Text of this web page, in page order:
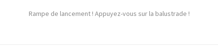
Rampe de lancement ! Appuyez-vous sur la balustrade !